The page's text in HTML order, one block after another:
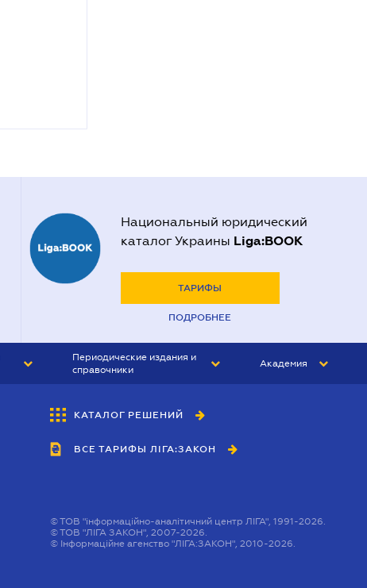
Национальный юридический
каталог Украины Liga:BOOK
ТАРИФЫ
ПОДРОБНЕЕ
Периодические издания и
справочники
БУХГАЛТЕР&ЗАКОН
ВЕСТНИК МСФО
Академия
КАТАЛОГ РЕШЕНИЙ
ВСЕ ТАРИФЫ ЛІГА:ЗАКОН
©ТОВ "інформаційно-аналітичний центр ЛІГА", 1991-2026.
©ТОВ "ЛІГА ЗАКОН", 2007-2026.
© Інформаційне агенство "ЛІГА:ЗАКОН", 2010-2026.